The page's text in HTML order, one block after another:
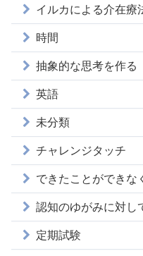
イルカによる介在療
時間
抽象的な思考を作る
英語
未分類
チャレンジタッチ
できたことができな
認知のゆがみに対し
定期試験